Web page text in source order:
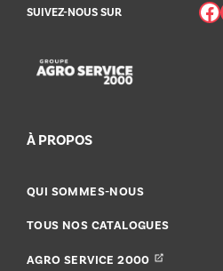
SUIVEZ-NOUS SUR Facebook
À PROPOS
QUI SOMMES-NOUS
TOUS NOS CATALOGUES
AGRO SERVICE 2000